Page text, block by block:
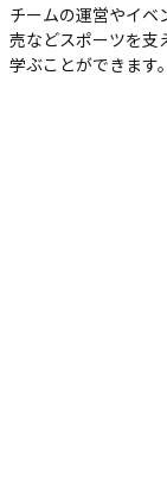
チームの運営やイベ
売などスポーツを支
学ぶことができます。